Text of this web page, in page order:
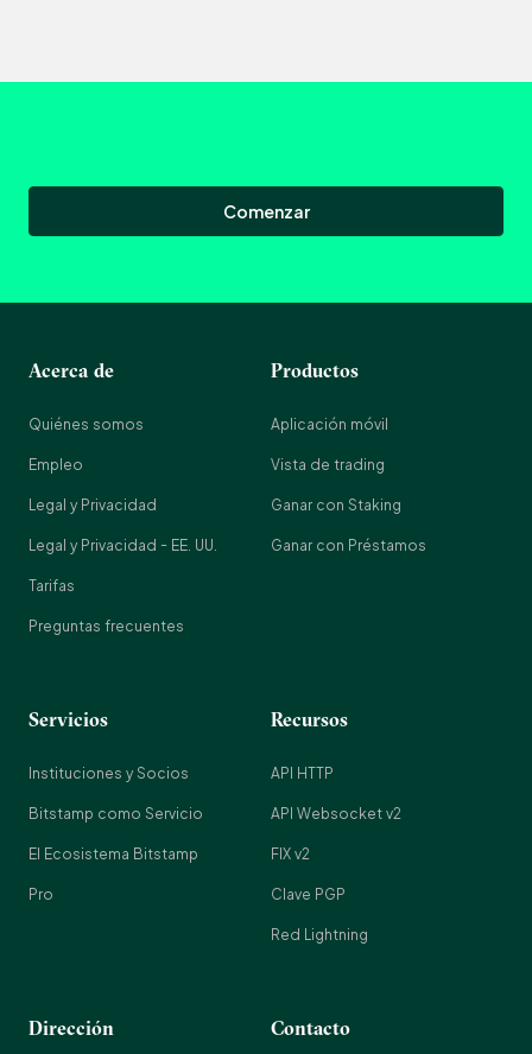
Comenzar
Acerca de
Quiénes somos
Empleo
Legal y Privacidad
Legal y Privacidad - EE. UU.
Tarifas
Preguntas frecuentes
Productos
Aplicación móvil
Vista de trading
Ganar con Staking
Ganar con Préstamos
Servicios
Instituciones y Socios
Bitstamp como Servicio
El Ecosistema Bitstamp
Pro
Recursos
API HTTP
API Websocket v2
FIX v2
Clave PGP
Red Lightning
Dirección Contacto